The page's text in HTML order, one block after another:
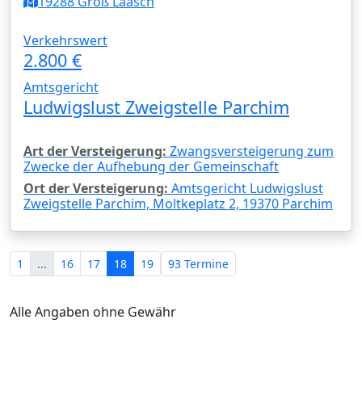
Verkehrswert
2.800 €
Amtsgericht
Ludwigslust Zweigstelle Parchim
Art der Versteigerung: Zwangsversteigerung zum
Zwecke der Aufhebung der Gemeinschaft
Ort der Versteigerung: Amtsgericht Ludwigslust
Zweigstelle Parchim, Moltkeplatz 2, 19370 Parchim
1 ... 16 17 18 19 93 Termine
Alle Angaben ohne Gewähr